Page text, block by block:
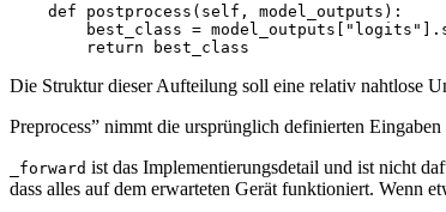
def
postprocess ( self, model_outputs ):
        best_class = model_outputs[
"logits"
return best_class
Die Struktur dieser Aufteilung soll eine relativ nahtlose
Preprocess” nimmt die ursprünglich definierten
_forward ist das Implementierungsdetail und ist nicht
dass alles auf dem erwarteten Gerät funktioniert. Wenn